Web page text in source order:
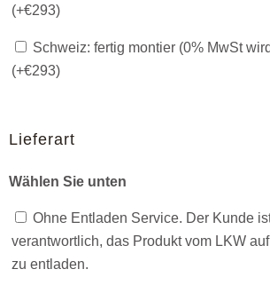
(+€293)
Schweiz: fertig montier (0% MwSt
(+€293)
Lieferart
Wählen Sie unten
Ohne Entladen Service. Der Kunde
verantwortlich, das Produkt vom LKW
zu entladen.